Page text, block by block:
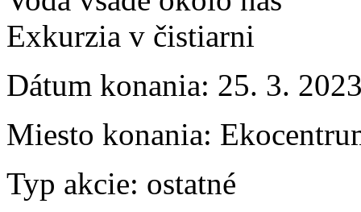
Exkurzia v čistiarni
Dátum konania: 25. 3.
Miesto konania:
Typ akcie: ostatné